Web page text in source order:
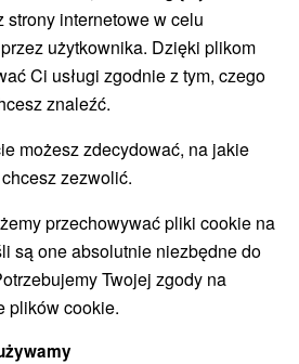
58.16''internetowe w celu
użytkownika. Dzięki plikom
Ci usługi zgodnie z tym, czego
znaleźć.
możesz zdecydować, na jakie
zezwolić.
przechowywać pliki cookie na
są one absolutnie niezbędne do
Twojej zgody na
plików cookie.